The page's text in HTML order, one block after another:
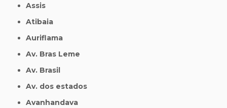
Assis
Atibaia
Auriflama
Av. Bras Leme
Av. Brasil
Av. dos estados
Avanhandava